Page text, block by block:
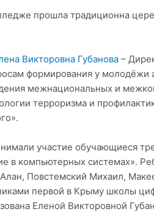
прошла традиционна
Викторовна Губанова –
формирования у молодёжи
межнациональных и
терроризма и
участие обучающиеся
в компьютерных системах».
Повстемский Михаил,
первой в Крыму школы
Еленой Викторовной